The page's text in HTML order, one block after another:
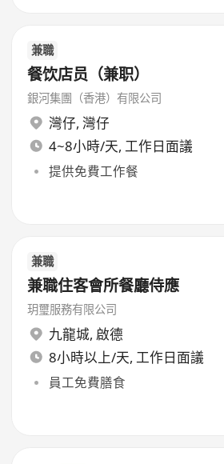
兼職
餐饮店员（兼职）
銀河集團（香港）有限公司
灣仔, 灣仔
4~8小時/天, 工作日面議
提供免費工作餐
兼職
兼職住客會所餐廳侍應
玥璽服務有限公司
九龍城, 啟德
8小時以上/天, 工作日面議
員工免費膳食